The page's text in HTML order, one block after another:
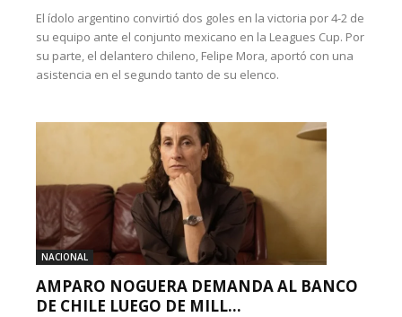
El ídolo argentino convirtió dos goles en la victoria por 4-2 de
su equipo ante el conjunto mexicano en la Leagues Cup. Por
su parte, el delantero chileno, Felipe Mora, aportó con una
asistencia en el segundo tanto de su elenco.
NACIONAL
AMPARO NOGUERA DEMANDA AL BANCO
DE CHILE LUEGO DE MILL...